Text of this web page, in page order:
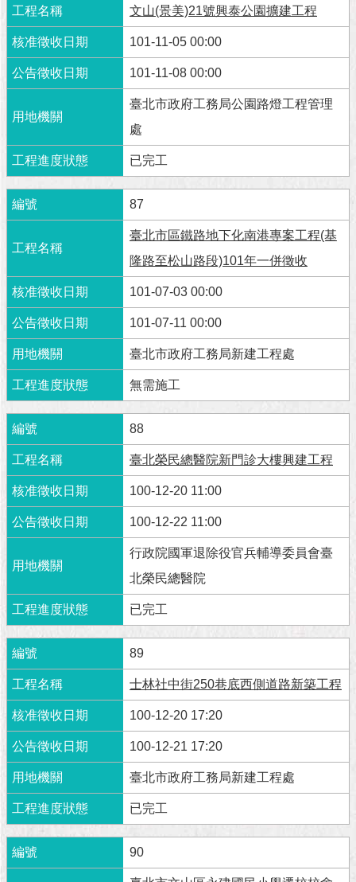
陳
情
系
統
公
參
專
區
臺
北
旅
遊
網
政
府
網
站
資
料
開
放
宣
告
隱
權
資
訊
安
全
政
策
RSS
聯
絡
我
們
（陳
系
統
文山(景美)21號興泰公園擴建工程
101-11-05 00:00
101-11-08 00:00
臺北市政府工務局公園路燈工程管理
處
已完工
87
臺北市區鐵路地下化南港專案工程(基
隆路至松山路段)101年一併徵收
101-07-03 00:00
101-07-11 00:00
臺北市政府工務局新建工程處
無需施工
88
臺北榮民總醫院新門診大樓興建工程
100-12-20 11:00
100-12-22 11:00
行政院國軍退除役官兵輔導委員會臺
北榮民總醫院
已完工
89
士林社中街250巷底西側道路新築工程
100-12-20 17:20
100-12-21 17:20
臺北市政府工務局新建工程處
已完工
90